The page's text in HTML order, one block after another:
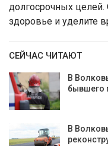
долгосрочных
здоровье и уделите
СЕЙЧАС ЧИТАЮТ
В
бывшего
В